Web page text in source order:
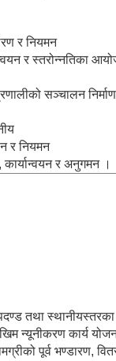
र नियमन
र स्तरोन्नतिका
सञ्चालन
र नियमन
र अनुगमन ।
तथा
न्यूनीकरण कार्य
पूर्व भण्डारण,